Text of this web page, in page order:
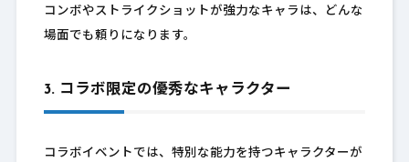
コンボやストライクショットが強力なキャラは、どんな
場面でも頼りになります。
3. コラボ限定の優秀なキャラクター
コラボイベントでは、特別な能力を持つキャラクターが